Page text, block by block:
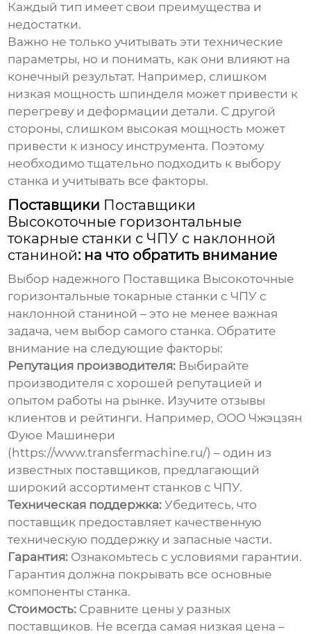
Каждый тип имеет свои преимущества и
недостатки.
Важно не только учитывать эти технические
параметры, но и понимать, как они влияют на
конечный результат. Например, слишком
низкая мощность шпинделя может привести к
перегреву и деформации детали. С другой
стороны, слишком высокая мощность может
привести к износу инструмента. Поэтому
необходимо тщательно подходить к выбору
станка и учитывать все факторы.
Поставщики Поставщики
Высокоточные горизонтальные
токарные станки с ЧПУ с наклонной
станиной: на что обратить внимание
Выбор надежного Поставщика Высокоточные
горизонтальные токарные станки с ЧПУ с
наклонной станиной – это не менее важная
задача, чем выбор самого станка. Обратите
внимание на следующие факторы:
Репутация производителя: Выбирайте
производителя с хорошей репутацией и
опытом работы на рынке. Изучите отзывы
клиентов и рейтинги. Например, ООО Чжэцзян
Фуюе Машинери
(https://www.transfermachine.ru/) – один из
известных поставщиков, предлагающий
широкий ассортимент станков с ЧПУ.
Техническая поддержка: Убедитесь, что
поставщик предоставляет качественную
техническую поддержку и запасные части.
Гарантия: Ознакомьтесь с условиями гарантии.
Гарантия должна покрывать все основные
компоненты станка.
Стоимость: Сравните цены у разных
поставщиков. Не всегда самая низкая цена –